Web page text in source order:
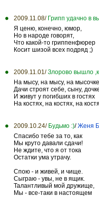
2009.11.08/ Грипп удачно в
Я ценю, конечно, юмор,
Но в народе говорят,
Что какой-то гриппенфюрер
Косит шизой всех подряд ;)
2009.11.01/ Злорово вышло
На мысу, на мысу, на
Дачи строят себе, сыну,
И живут у погибших в гостях
На костях, на костях, на
2009.10.24/ Будьмо :)/Женя
Спасибо тебе за то, как
Мы круто давали сдачи!
Не ждите, что я от тока
Остатки ума утрачу.
Спою - и живей, и чище.
Сыграю - увы, не в ящик.
Талантливый мой дружище,
Мы - все-таки в настоящем